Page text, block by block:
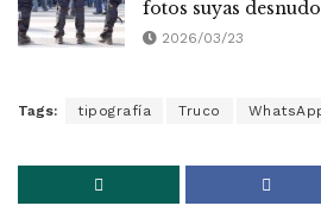
fotos suyas
2026/03/23
Tags: tipografía Truco